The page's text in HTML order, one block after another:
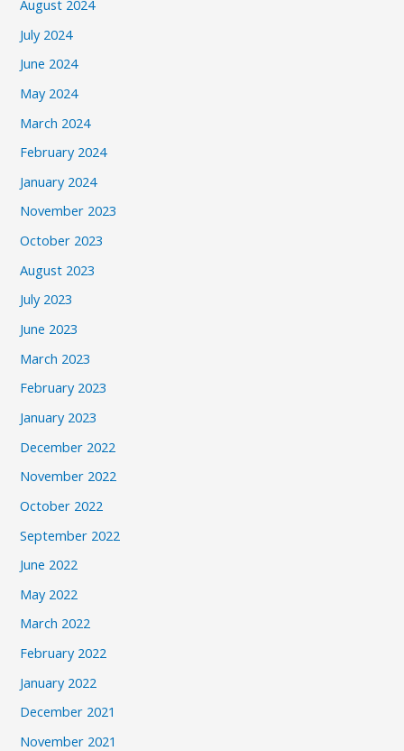
August 2024
July 2024
June 2024
May 2024
March 2024
February 2024
January 2024
November 2023
October 2023
August 2023
July 2023
June 2023
March 2023
February 2023
January 2023
December 2022
November 2022
October 2022
September 2022
June 2022
May 2022
March 2022
February 2022
January 2022
December 2021
November 2021